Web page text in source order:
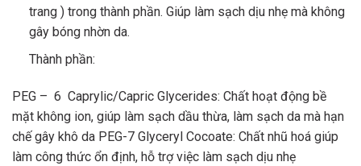
trang ) trong thành phần. Giúp làm sạch dịu nhẹ mà không
gây bóng nhờn da.
Thành phần:
PEG – 6 Caprylic/Capric Glycerides: Chất hoạt động bề
mặt không ion, giúp làm sạch dầu thừa, làm sạch da mà hạn
chế gây khô da PEG-7 Glyceryl Cocoate: Chất nhũ hoá giúp
làm công thức ổn định, hỗ trợ việc làm sạch dịu nhẹ